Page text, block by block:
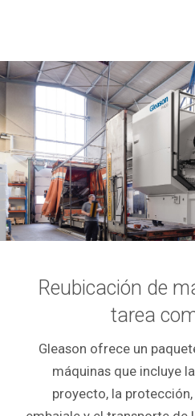
Reubicación de
tarea
Gleason ofrece un
máquinas que incluye
proyecto, la